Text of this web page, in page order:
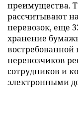
преимущества.
рассчитывают
перевозок, еще
хранение
востребованной
перевозчиков
сотрудников и
электронными